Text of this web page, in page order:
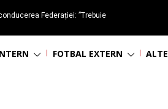
Federației: ”Trebuie
FOTBAL EXTERN